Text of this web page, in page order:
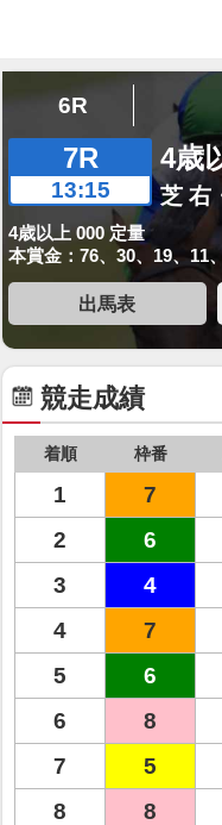
6R
7R
13:15
4歳
芝 右
4歳以上 000 定量
本賞金：76、30、19、11
出馬表
競走成績
着順 枠番
1 7
2
6
3
4
4
7
5
6
6
8
7
5
8
8